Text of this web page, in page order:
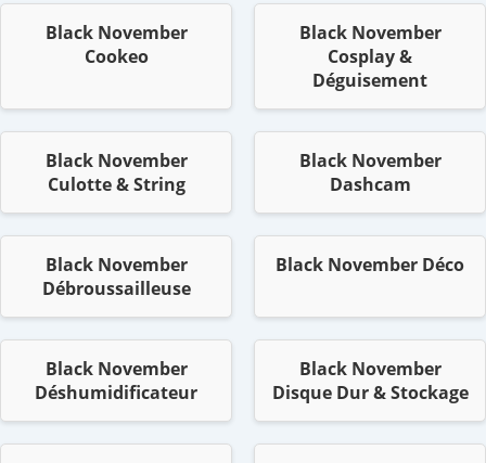
Black November
Cookeo
Black November
Cosplay &
Déguisement
Black November
Culotte & String
Black November
Dashcam
Black November
Débroussailleuse
Black November Déco
Black November
Déshumidificateur
Black November
Disque Dur & Stockage